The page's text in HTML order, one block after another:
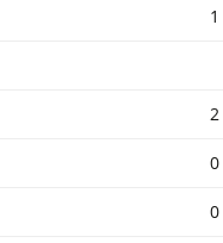
1
2
0
0